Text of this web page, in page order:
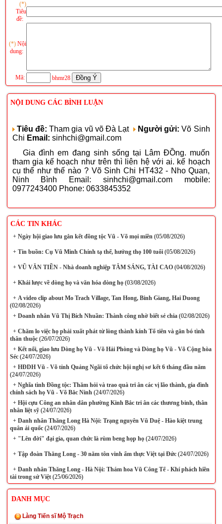
(*)
Tiêu
đề:
(*) Nội
dung:
Mã: bhmr28
NỘI DUNG CÁC BÌNH LUẬN
Tiêu đề: Tham gia vũ võ Đà Lạt Người gửi: Võ Sinh
Chi Email: sinhchi@gmail.com
Gia đình em đang sinh sống tại Lâm ĐỒng. muốn
tham gia kế hoạch như trên thì liên hệ với ai. kế hoạch
cụ thể như thế nào ? Võ Sinh Chi HT432 - Nho Quan,
Ninh Bình Email: sinhchi@gmail.com mobile:
0977243400 Phone: 0633845352
CÁC TIN KHÁC
+Ngày hội giao lưu gắn kết đồng tộc Vũ - Võ mọi miền(05/08/2026)
+Tin buồn: Cụ Vũ Minh Chính tạ thế, hưởng thọ 100 tuổi(05/08/2026)
+VŨ VĂN TIỀN - Nhà doanh nghiệp TÂM SÁNG, TÀI CAO(04/08/2026)
+Khái lược về dòng họ và văn hóa dòng họ(03/08/2026)
+A video clip about Mo Trach Village, Tan Hong, Binh Giang, Hai Duong
(02/08/2026)
+Doanh nhân Vũ Thị Bích Nhuần: Thành công nhờ biết sẻ chia(02/08/2026)
+Chăm lo việc họ phải xuất phát từ lòng thành kính Tổ tiên và gắn bó tình
thân thuộc(26/07/2026)
+Kết nối, giao lưu Dòng họ Vũ - Võ Hải Phòng và Dòng họ Vũ - Võ Cộng hòa
Séc(24/07/2026)
+HĐDH Vũ - Võ tỉnh Quảng Ngãi tổ chức hội nghị sơ kết 6 tháng đầu năm
(24/07/2026)
+Nghĩa tình Đồng tộc: Thăm hỏi và trao quà tri ân các vị lão thành, gia đình
chính sách họ Vũ - Võ Bắc Ninh(24/07/2026)
+Hội cựu Công an nhân dân phường Kinh Bắc tri ân các thương binh, thân
nhân liệt sỹ(24/07/2026)
+Danh nhân Thăng Long Hà Nội: Trạng nguyên Vũ Duệ - Hào kiệt trung
quân ái quốc(24/07/2026)
+"Lên đời" đại gia, quan chức là rùm beng họp họ(24/07/2026)
+Tập đoàn Thăng Long - 30 năm tôn vinh ẩm thực Việt tại Đức(24/07/2026)
+Danh nhân Thăng Long - Hà Nội: Thám hoa Vũ Công Tể - Khí phách hiền
tài trong sử Việt(25/06/2026)
DANH MỤC
Làng Tiến sĩ Mộ Trạch